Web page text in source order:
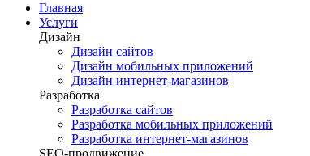
Главная
Услуги
Дизайн
Дизайн сайтов
Дизайн мобильных приложений
Дизайн интернет-магазинов
Разработка
Разработка сайтов
Разработка мобильных приложений
Разработка интернет-магазинов
SEO-продвижение